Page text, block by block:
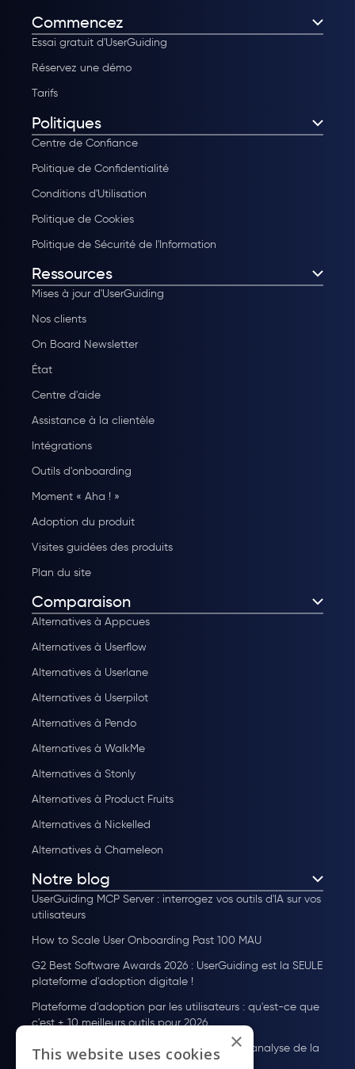
Commencez
Essai gratuit d'UserGuiding
Réservez une démo
Tarifs
Politiques
Centre de Confiance
Politique de Confidentialité
Conditions d'Utilisation
Politique de Cookies
Politique de Sécurité de l'Information
Ressources
Mises à jour d'UserGuiding
Nos clients
On Board Newsletter
État
Centre d'aide
Assistance à la clientèle
Intégrations
Outils d'onboarding
Moment « Aha ! »
Adoption du produit
Visites guidées des produits
Plan du site
Comparaison
Alternatives à Appcues
Alternatives à Userflow
Alternatives à Userlane
Alternatives à Userpilot
Alternatives à Pendo
Alternatives à WalkMe
Alternatives à Stonly
Alternatives à Product Fruits
Alternatives à Nickelled
Alternatives à Chameleon
Notre blog
UserGuiding MCP Server : interrogez vos outils d'IA sur vos
utilisateurs
How to Scale User Onboarding Past 100 MAU
G2 Best Software Awards 2026 : UserGuiding est la SEULE
plateforme d'adoption digitale !
Plateforme d'adoption par les utilisateurs : qu'est-ce que
c'est + 10 meilleurs outils pour 2026
Guide des Tarifs de Pendo : Plans, coûts et analyse de la
valeur
×
This website uses cookies